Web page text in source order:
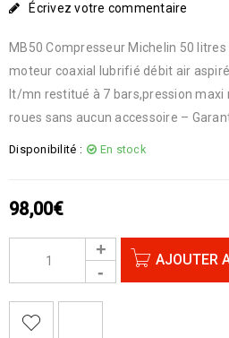
Écrivez votre commentaire
MB50 Compresseur Michelin 50
moteur coaxial lubrifié débit air
lt/mn restitué à 7 bars,pression maxi
roues sans aucun accessoire –
Disponibilité : En stock
98,00€
AJOUTER